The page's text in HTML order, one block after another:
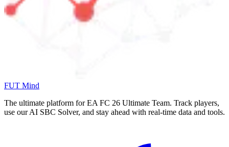
FUT Mind
The ultimate platform for EA FC 26 Ultimate Team. Track players,
use our AI SBC Solver, and stay ahead with real-time data and tools.